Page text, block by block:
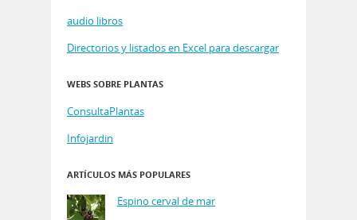
audio libros
Directorios y listados en Excel para descargar
WEBS SOBRE PLANTAS
ConsultaPlantas
Infojardin
ARTÍCULOS MÁS POPULARES
Espino cerval de mar